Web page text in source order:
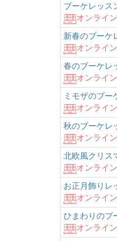
ブーケレッス
オンライ
新春のブーケ
オンライ
春のブーケレ
オンライ
ミモザのブー
オンライ
秋のブーケレ
オンライ
北欧風クリス
オンライ
お正月飾りレ
オンライ
ひまわりのブ
オンライ